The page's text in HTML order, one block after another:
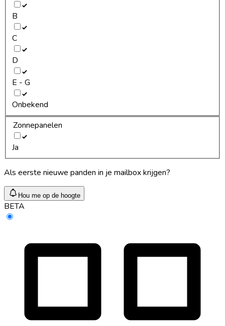
B
C
D
E - G
Onbekend
Zonnepanelen
Ja
Als eerste nieuwe panden in je mailbox krijgen?
Hou me op de hoogte
BETA